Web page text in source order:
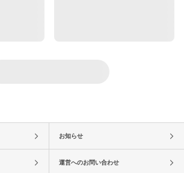
お知らせ
運営へのお問い合わせ